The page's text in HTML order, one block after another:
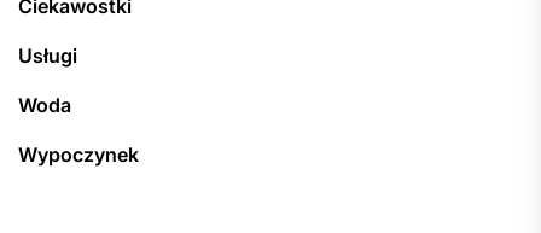
Ciekawostki
Usługi
Woda
Wypoczynek